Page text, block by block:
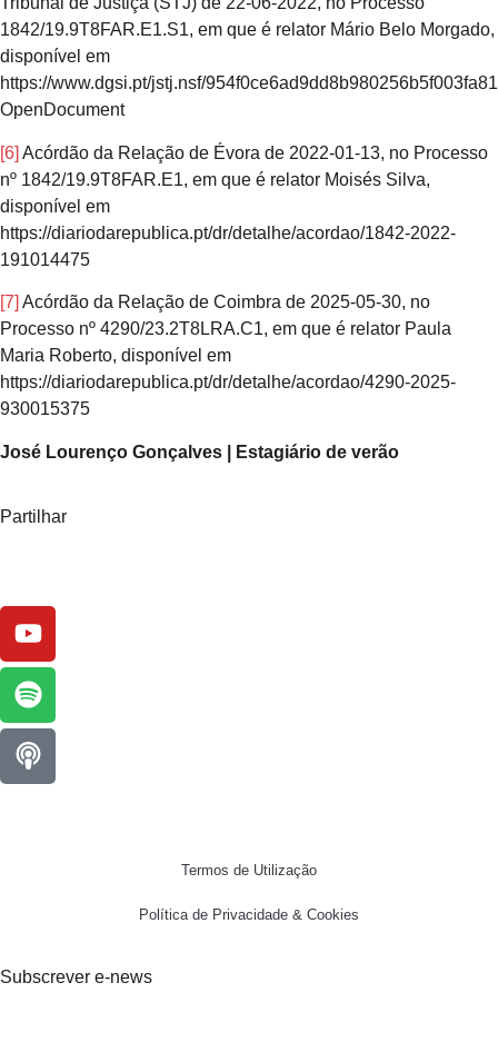
1842/19.9T8FAR.E1.S1, em que é relator Mário Belo Morgado,
disponível em
https://www.dgsi.pt/jstj.nsf/
OpenDocument
[6] Acórdão da Relação de Évora de 2022-01-13, no Processo
nº 1842/19.9T8FAR.E1, em que é relator Moisés Silva,
disponível em
https://diariodarepublica.pt/dr/detalhe/acordao/1842-2022-
191014475
[7] Acórdão da Relação de Coimbra de 2025-05-30, no
Processo nº 4290/23.2T8LRA.C1, em que é relator Paula
Maria Roberto, disponível em
https://diariodarepublica.pt/dr/detalhe/acordao/4290-2025-
930015375
José Lourenço Gonçalves | Estagiário de verão
Partilhar
Termos de Utilização
Política de Privacidade & Cookies
Subscrever e-news